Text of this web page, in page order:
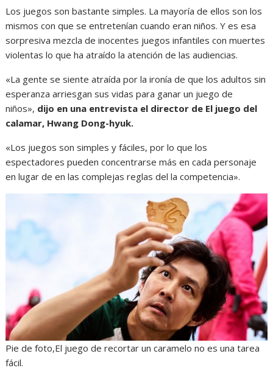
Los juegos son bastante simples. La mayoría de ellos son los
mismos con que se entretenían cuando eran niños. Y es esa
sorpresiva mezcla de inocentes juegos infantiles con muertes
violentas lo que ha atraído la atención de las audiencias.
«La gente se siente atraída por la ironía de que los adultos sin
esperanza arriesgan sus vidas para ganar un juego de
niños», dijo en una entrevista el director de El juego del
calamar, Hwang Dong-hyuk.
«Los juegos son simples y fáciles, por lo que los
espectadores pueden concentrarse más en cada personaje
en lugar de en las complejas reglas del la competencia».
Pie de foto,El juego de recortar un caramelo no es una tarea
fácil.